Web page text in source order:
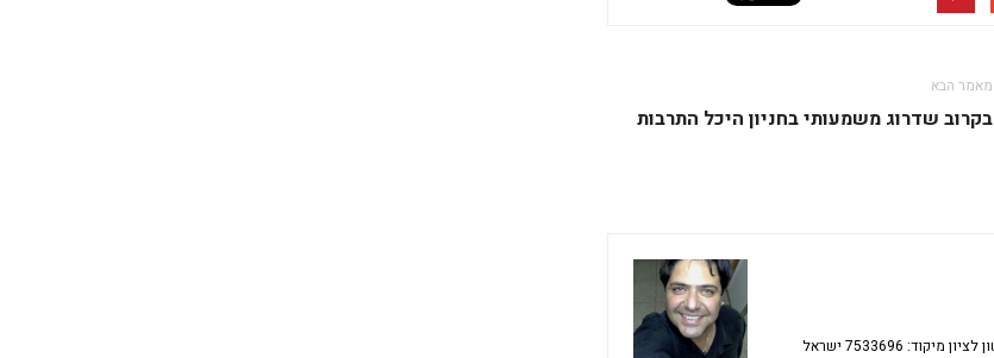
מאמר הבא
בקרוב שדרוג משמעותי בחניון היכל התרבות